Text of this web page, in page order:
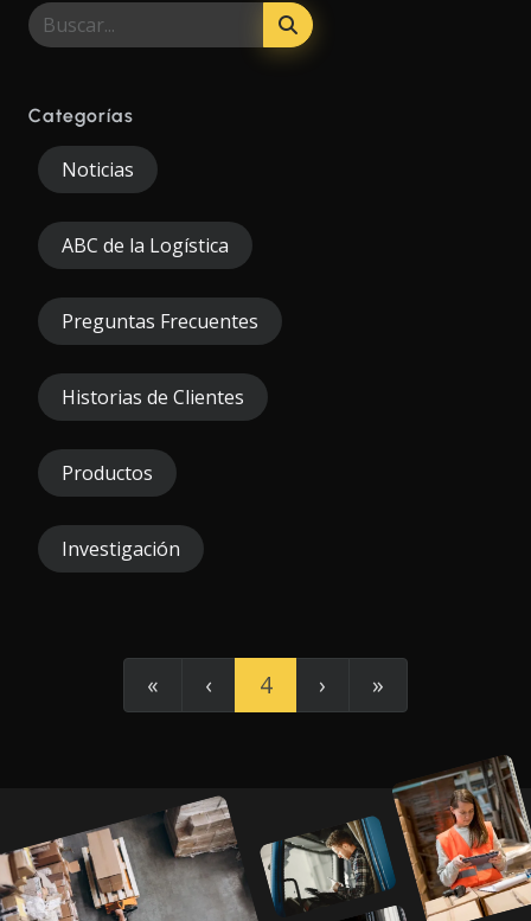
Categorías
Noticias
ABC de la Logística
Preguntas Frecuentes
Historias de Clientes
Productos
Investigación
« ‹ 4 › »